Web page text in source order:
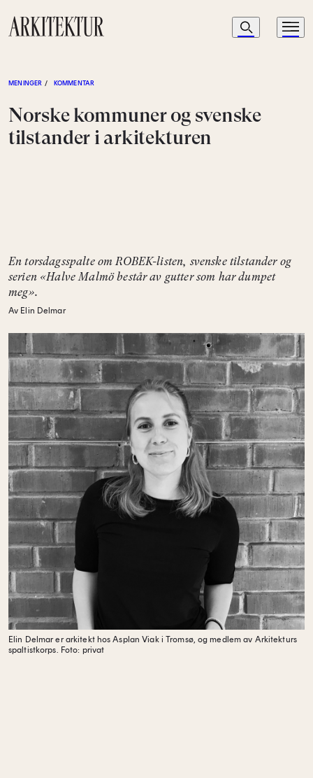
Navigasjon
Søk Meny
MENINGER / KOMMENTAR
Norske kommuner og svenske
tilstander i arkitekturen
En torsdagsspalte om ROBEK-listen, svenske tilstander og
serien «Halve Malmö består av gutter som har dumpet
meg».
Av Elin Delmar
Elin Delmar er arkitekt hos Asplan Viak i Tromsø, og medlem av Arkitekturs
spaltistkorps. Foto: privat